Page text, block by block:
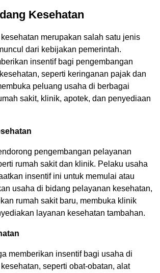
Kesehatan
merupakan salah satu jenis
dari kebijakan pemerintah.
insentif bagi pengembangan
seperti keringanan pajak dan
peluang usaha di berbagai
sakit, klinik, apotek, dan penyediaan
pengembangan pelayanan
rumah sakit dan klinik. Pelaku usaha
insentif ini untuk memulai atau
usaha di bidang pelayanan kesehatan,
rumah sakit baru, membuka klinik
layanan kesehatan tambahan.
memberikan insentif bagi usaha di
seperti obat-obatan, alat